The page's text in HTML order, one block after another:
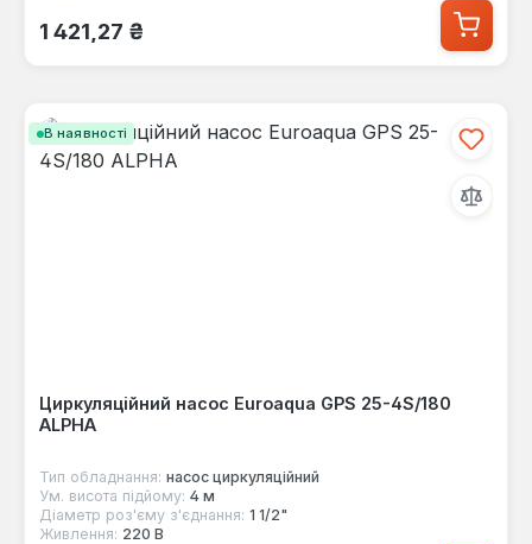
Звичайна ціна:
1 421,27 ₴
В наявності
Циркуляційний насос Euroaqua GPS 25-4S/180
ALPHA
Тип обладнання: насос циркуляційний
Ум. висота підйому: 4 м
Діаметр роз'єму з'єднання: 1 1/2"
Живлення: 220 В